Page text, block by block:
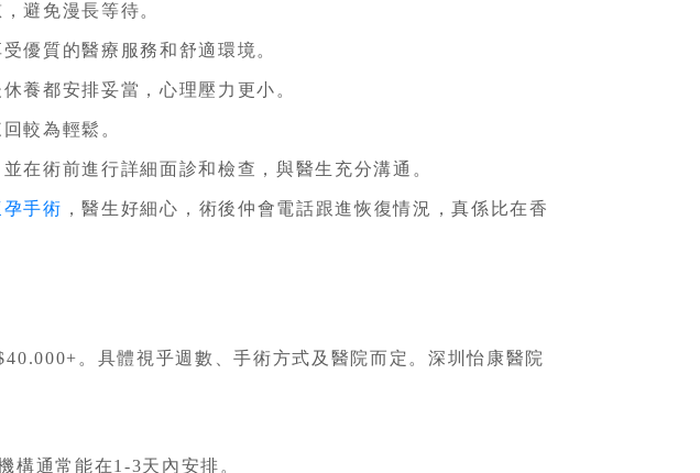
避免漫長等待。
優質的醫療服務和舒適環境。
休養都安排妥當，心理壓力更小。
較為輕鬆。
在術前進行詳細面診和檢查，與醫生充分溝通。
手術 ，醫生好細心，術後仲會電話跟進恢復情況，真係比在香
。具體視乎週數、手術方式及醫院而定。深圳怡康醫院
構通常能在1-3天內安排。